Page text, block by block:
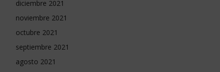
diciembre 2021
noviembre 2021
octubre 2021
septiembre 2021
agosto 2021